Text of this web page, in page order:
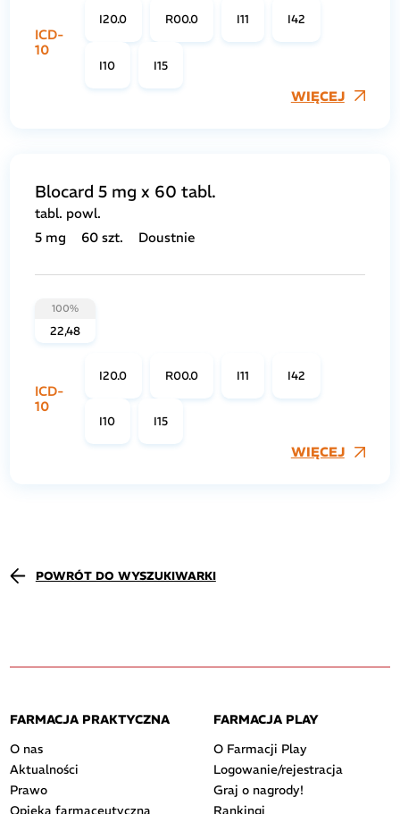
ICD-
10
I20.0 R00.0 I11 I42
I10 I15
WIĘCEJ
Blocard 5 mg x 60 tabl.
tabl. powl.
5 mg
60 szt. Doustnie
100%
22,48
ICD-
10
I20.0 R00.0 I11 I42
I10 I15
WIĘCEJ
POWRÓT DO WYSZUKIWARKI
FARMACJA PRAKTYCZNA
O nas
Aktualności
Prawo
Opieka farmaceutyczna
FARMACJA PLAY
O Farmacji Play
Logowanie/rejestracja
Graj o nagrody!
Rankingi